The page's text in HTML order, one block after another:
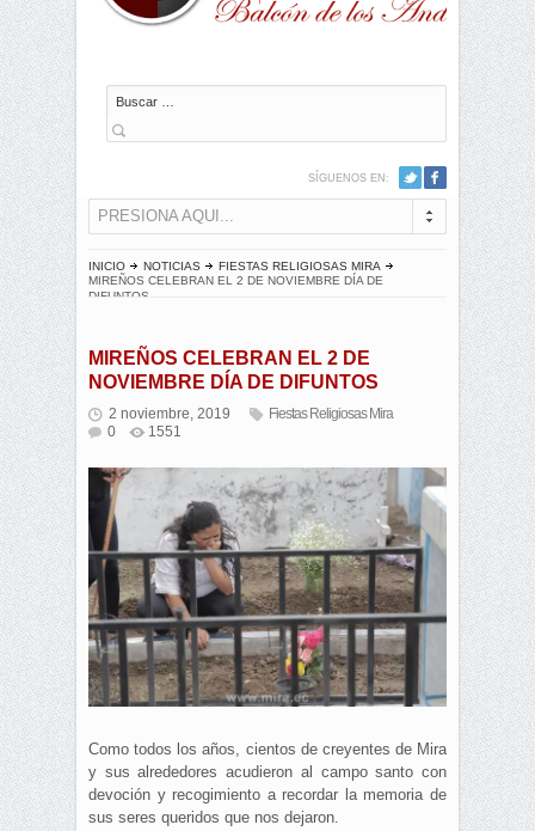
Buscar
SÍGUENOS EN:
PRESIONA AQUI...
INICIO NOTICIAS
FIESTAS RELIGIOSAS MIRA
MIREÑOS CELEBRAN EL 2 DE NOVIEMBRE DÍA DE
DIFUNTOS
MIREÑOS CELEBRAN EL 2 DE
NOVIEMBRE DÍA DE DIFUNTOS
2 noviembre, 2019
Fiestas Religiosas Mira
0
1551
Como todos los años, cientos de creyentes de Mira
y sus alrededores acudieron al campo santo con
devoción y recogimiento a recordar la memoria de
sus seres queridos que nos dejaron.